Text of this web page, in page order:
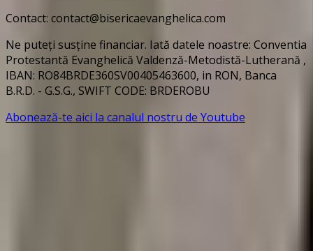
Contact: contact@bisericaevanghelica.com
Ne puteți susține financiar. Iată datele noastre: Conventia
Protestantă Evanghelică Valdenză-Metodistă-Lutherană ,
IBAN: RO84BRDE360SV00405463600, in RON, Banca
B.R.D. - G.S.G., SWIFT CODE: BRDEROBU
Abonează-te aici la canalul nostru de Youtube